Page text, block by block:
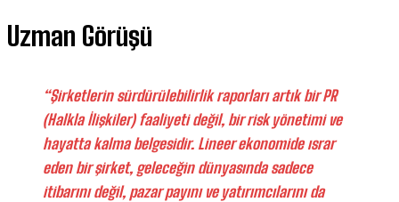
Uzman Görüşü
“Şirketlerin sürdürülebilirlik raporları artık bir PR
(Halkla İlişkiler) faaliyeti değil, bir risk yönetimi ve
hayatta kalma belgesidir. Lineer ekonomide ısrar
eden bir şirket, geleceğin dünyasında sadece
itibarını değil, pazar payını ve yatırımcılarını da